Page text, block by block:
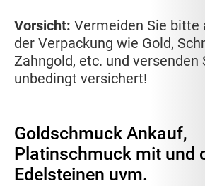
Vorsicht: Vermeiden Sie bitte
der Verpackung wie Gold,
Zahngold, etc. und versenden
unbedingt versichert!
Goldschmuck Ankauf,
Platinschmuck mit und
Edelsteinen uvm.